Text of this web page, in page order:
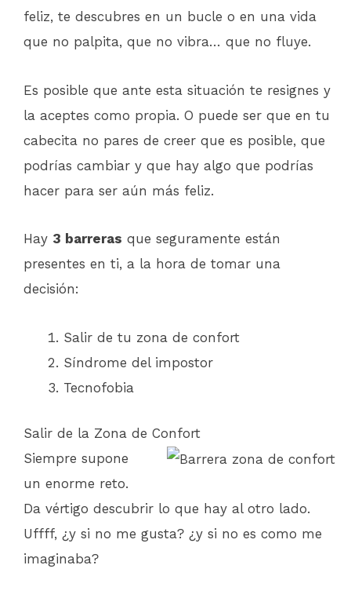
feliz, te descubres en un bucle o en una vida
que no palpita, que no vibra… que no fluye.
Es posible que ante esta situación te resignes y
la aceptes como propia. O puede ser que en tu
cabecita no pares de creer que es posible, que
podrías cambiar y que hay algo que podrías
hacer para ser aún más feliz.
Hay 3 barreras que seguramente están
presentes en ti, a la hora de tomar una
decisión:
Salir de tu zona de confort
Síndrome del impostor
Tecnofobia
Salir de la Zona de Confort
Siempre supone
un enorme reto.
Da vértigo descubrir lo que hay al otro lado.
Uffff, ¿y si no me gusta? ¿y si no es como me
imaginaba?